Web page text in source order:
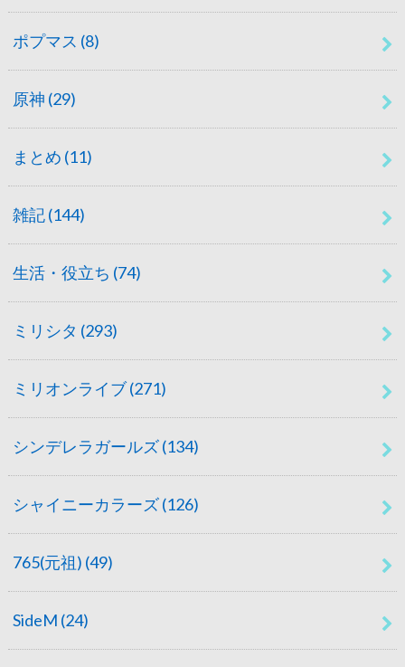
ポプマス (8)
原神 (29)
まとめ (11)
雑記(144)
生活・役立ち (74)
ミリシタ (293)
ミリオンライブ(271)
シンデレラガールズ(134)
シャイニーカラーズ(126)
765(元祖) (49)
SideM (24)